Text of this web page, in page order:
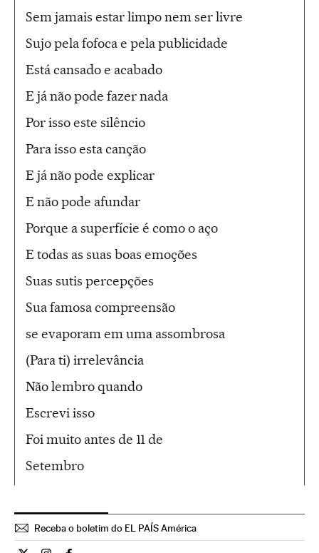
Sem jamais estar limpo nem ser livre
Sujo pela fofoca e pela publicidade
Está cansado e acabado
E já não pode fazer nada
Por isso este silêncio
Para isso esta canção
E já não pode explicar
E não pode afundar
Porque a superfície é como o aço
E todas as suas boas emoções
Suas sutis percepções
Sua famosa compreensão
se evaporam em uma assombrosa
(Para ti) irrelevância
Não lembro quando
Escrevi isso
Foi muito antes de 11 de
Setembro
Receba o boletim do EL PAÍS América